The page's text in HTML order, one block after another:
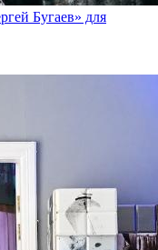
Бугаев» для